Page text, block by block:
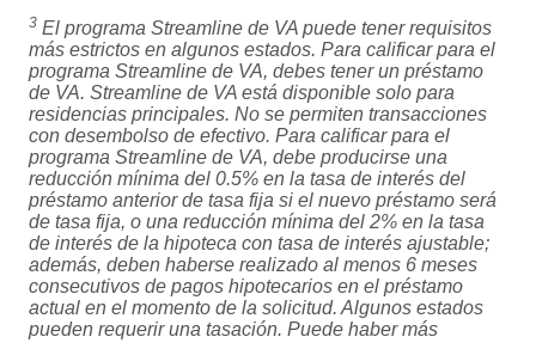
3 El programa Streamline de VA puede tener requisitos
más estrictos en algunos estados. Para calificar para el
programa Streamline de VA, debes tener un préstamo
de VA. Streamline de VA está disponible solo para
residencias principales. No se permiten transacciones
con desembolso de efectivo. Para calificar para el
programa Streamline de VA, debe producirse una
reducción mínima del 0.5% en la tasa de interés del
préstamo anterior de tasa fija si el nuevo préstamo será
de tasa fija, o una reducción mínima del 2% en la tasa
de interés de la hipoteca con tasa de interés ajustable;
además, deben haberse realizado al menos 6 meses
consecutivos de pagos hipotecarios en el préstamo
actual en el momento de la solicitud. Algunos estados
pueden requerir una tasación. Puede haber más